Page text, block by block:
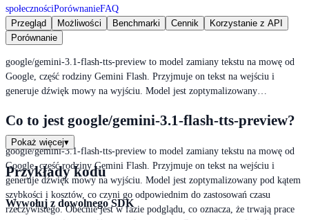
społecznościPorównanieFAQ
Przegląd
Możliwości Benchmarki Cennik
Korzystanie z API
Porównanie
google/gemini-3.1-flash-tts-preview to model zamiany tekstu na mowę od
Google, część rodziny Gemini Flash. Przyjmuje on tekst na wejściu i
generuje dźwięk mowy na wyjściu. Model jest zoptymalizowany…
Co to jest google/gemini-3.1-flash-tts-preview?
google/gemini-3.1-flash-tts-preview to model zamiany tekstu na mowę od
Google, część rodziny Gemini Flash. Przyjmuje on tekst na wejściu i
generuje dźwięk mowy na wyjściu. Model jest zoptymalizowany pod kątem
szybkości i kosztów, co czyni go odpowiednim do zastosowań czasu
rzeczywistego. Obecnie jest w fazie podglądu, co oznacza, że trwają prace
Pokaż więcej▾
Przykłady kodu
Wywołuj z dowolnego SDK